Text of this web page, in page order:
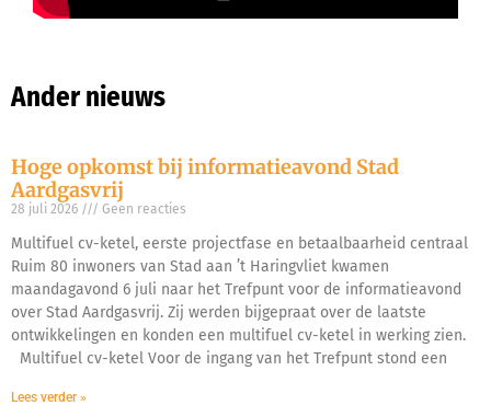
Ander nieuws
Hoge opkomst bij informatieavond Stad
Aardgasvrij
28 juli 2026 Geen reacties
Multifuel cv-ketel, eerste projectfase en betaalbaarheid centraal
Ruim 80 inwoners van Stad aan ’t Haringvliet kwamen
maandagavond 6 juli naar het Trefpunt voor de informatieavond
over Stad Aardgasvrij. Zij werden bijgepraat over de laatste
ontwikkelingen en konden een multifuel cv-ketel in werking zien.
Multifuel cv-ketel Voor de ingang van het Trefpunt stond een
Lees verder »